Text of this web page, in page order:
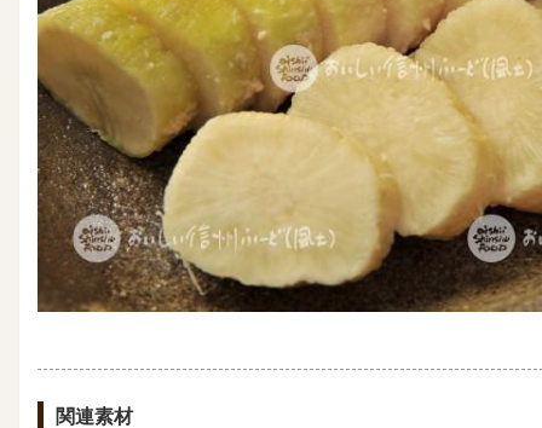
関連素材